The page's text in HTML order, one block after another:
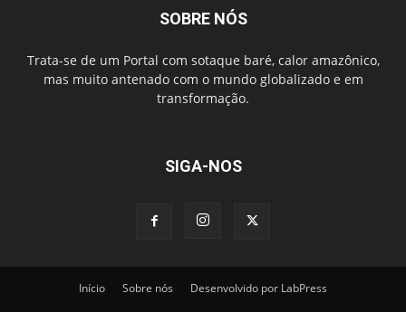
SOBRE NÓS
Trata-se de um Portal com sotaque baré, calor amazônico,
mas muito antenado com o mundo globalizado e em
transformação.
SIGA-NOS
Início Sobre nós Desenvolvido por LabPress